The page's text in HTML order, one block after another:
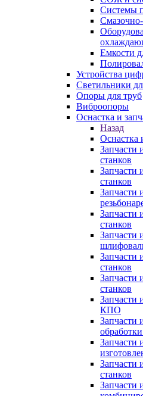
Системы
Емкости
Устройства
Светильники
Опоры для труб
Виброопоры
Оснастка и
Назад
Оснастка
Запчасти
станков
Запчасти
станков
Запчасти
Запчасти
станков
Запчасти
Запчасти
станков
Запчасти
станков
Запчасти
КПО
Запчасти
Запчасти
Запчасти
станков
Запчасти